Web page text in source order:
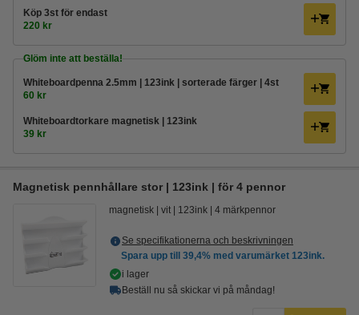
Köp 3st för endast
220 kr
Glöm inte att beställa!
Whiteboardpenna 2.5mm | 123ink | sorterade färger | 4st
60 kr
Whiteboardtorkare magnetisk | 123ink
39 kr
Magnetisk pennhållare stor | 123ink | för 4 pennor
magnetisk vit 123ink 4 märkpennor
Se specifikationerna och beskrivningen
Spara upp till 39,4% med varumärket 123ink.
i lager
Beställ nu så skickar vi på måndag!